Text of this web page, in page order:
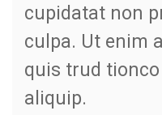
cupidatat non
culpa. Ut enim
quis trud
aliquip.